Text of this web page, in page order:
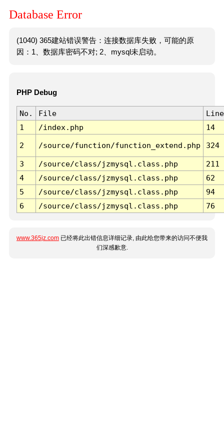
Database Error
(1040) 365建站错误警告：连接数据库失败，可能的原
因：1、数据库密码不对; 2、mysql未启动。
PHP Debug
No. File
Line
1
/index.php 14
2 /source/function/function_extend.php 324
3 /source/class/jzmysql.class.php
211
4
/source/class/jzmysql.class.php
62
5
/source/class/jzmysql.class.php
94
6
/source/class/jzmysql.class.php 76
www.365jz.com 已经将此出错信息详细记录, 由此给您带来的访问不便我
们深感歉意.